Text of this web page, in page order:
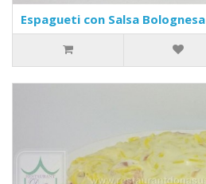
Espagueti con Salsa Bolognesa